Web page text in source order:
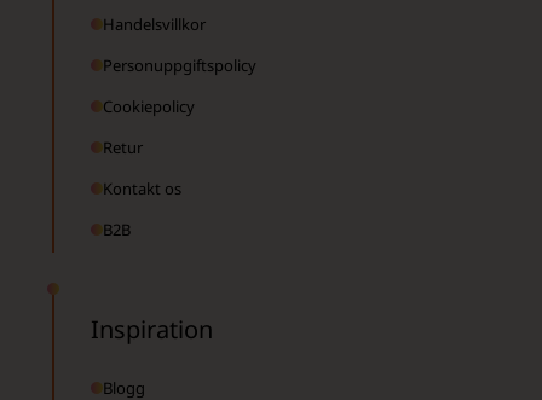
Handelsvillkor
Personuppgiftspolicy
Cookiepolicy
Retur
Kontakt os
B2B
Inspiration
Blogg